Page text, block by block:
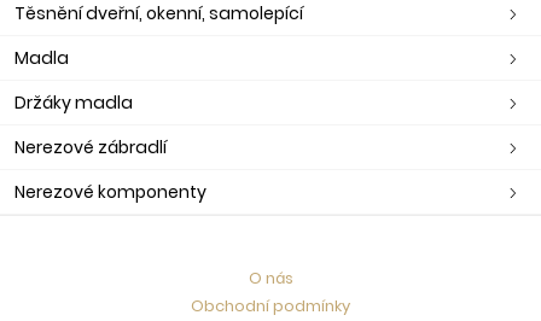
Těsnění dveřní, okenní, samolepící
Madla
Držáky madla
Nerezové zábradlí
Nerezové komponenty
O nás
Obchodní podmínky